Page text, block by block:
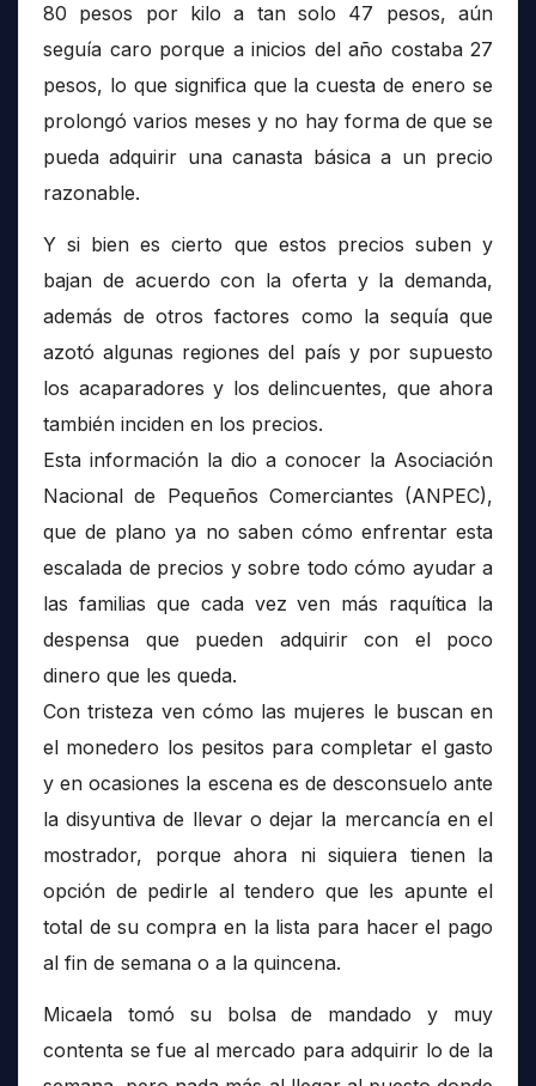
80 pesos por kilo a tan solo 47 pesos, aún
seguía caro porque a inicios del año costaba 27
pesos, lo que significa que la cuesta de enero se
prolongó varios meses y no hay forma de que se
pueda adquirir una canasta básica a un precio
razonable.
Y si bien es cierto que estos precios suben y
bajan de acuerdo con la oferta y la demanda,
además de otros factores como la sequía que
azotó algunas regiones del país y por supuesto
los acaparadores y los delincuentes, que ahora
también inciden en los precios.
Esta información la dio a conocer la Asociación
Nacional de Pequeños Comerciantes (ANPEC),
que de plano ya no saben cómo enfrentar esta
escalada de precios y sobre todo cómo ayudar a
las familias que cada vez ven más raquítica la
despensa que pueden adquirir con el poco
dinero que les queda.
Con tristeza ven cómo las mujeres le buscan en
el monedero los pesitos para completar el gasto
y en ocasiones la escena es de desconsuelo ante
la disyuntiva de llevar o dejar la mercancía en el
mostrador, porque ahora ni siquiera tienen la
opción de pedirle al tendero que les apunte el
total de su compra en la lista para hacer el pago
al fin de semana o a la quincena.
Micaela tomó su bolsa de mandado y muy
contenta se fue al mercado para adquirir lo de la